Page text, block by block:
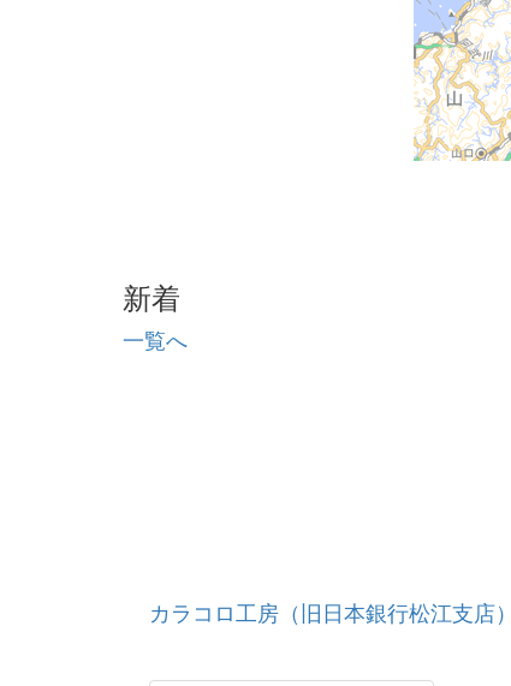
新着
一覧へ
カラコロ工房（旧日本銀行松江支店）